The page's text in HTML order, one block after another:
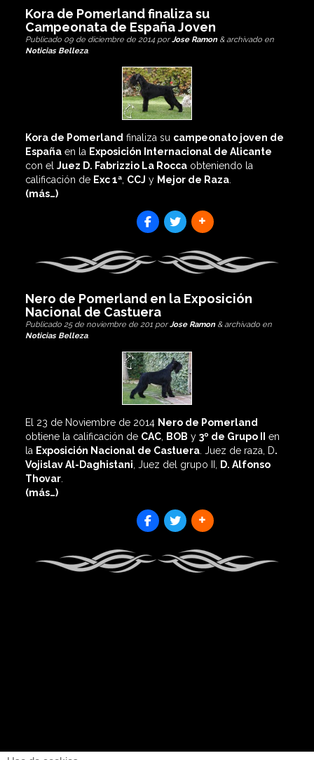
Kora de Pomerland finaliza su
Campeonata de España Joven
Publicado 09 de diciembre de 2014porJose Ramon &archivado en
Noticias Belleza.
Kora de Pomerland finaliza su campeonato joven de
Españaen la Exposición Internacional de Alicante
con el Juez D. Fabrizzio La Roccaobteniendo la
calificación de Exc 1ª, CCJ y Mejor de Raza.
(más…)
Nero de Pomerland en la Exposición
Nacional de Castuera
Publicado 25 de noviembre de 201porJose Ramon &archivado en
Noticias Belleza.
El 23 de Noviembre de 2014 Nero de Pomerland
obtiene la calificación de CAC, BOB y 3º de Grupo II en
la Exposición Nacional de Castuera. Juez de raza, D.
Vojislav Al-Daghistani , Juez del grupo II, D. Alfonso
Thovar.
(más…)